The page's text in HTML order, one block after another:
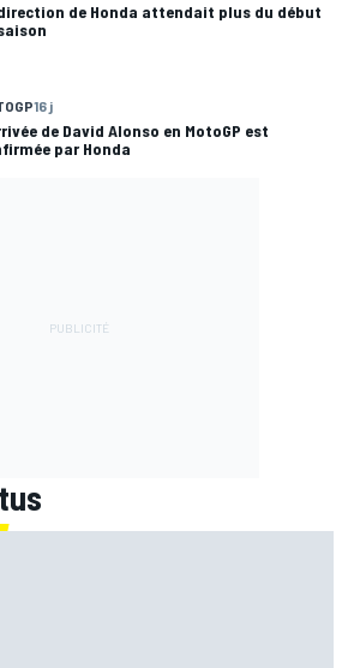
de Honda attendait plus du début
16 j
de David Alonso en MotoGP est
par Honda